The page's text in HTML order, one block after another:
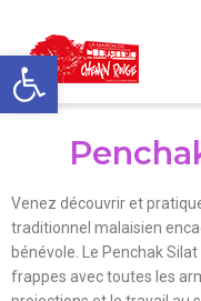
Ouvrir la barre d’outils
Venez découvrir et
traditionnel malaisien
bénévole. Le Penchak
frappes avec toutes les